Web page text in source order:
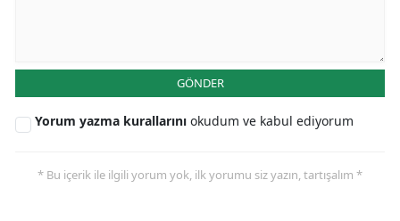
GÖNDER
Yorum yazma kurallarını okudum ve kabul ediyorum
* Bu içerik ile ilgili yorum yok, ilk yorumu siz yazın, tartışalım *